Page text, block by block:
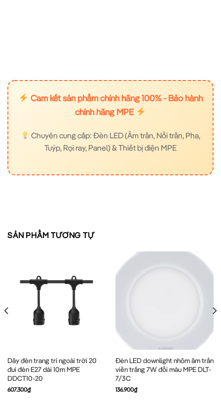
Cam kết sản phẩm chính hãng 100% - Bảo hành
chính hãng MPE
Chuyên cung cấp: Đèn LED (Âm trần, Nổi trần, Pha,
Tuýp, Rọi ray, Panel) & Thiết bị điện MPE
SẢN PHẨM TƯƠNG TỰ
Dây đèn trang trí ngoài trời 20
đui đèn E27 dài 10m MPE
DDCT10-20
607.300₫
Đèn LED downlight nhôm âm trần
viền trắng 7W đổi màu MPE DLT-
7/3C
136.900₫